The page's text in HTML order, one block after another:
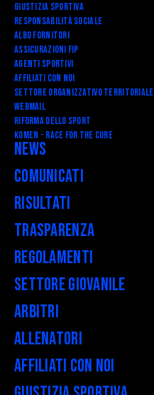
Giustizia Sportiva
Responsabilità Sociale
Albo fornitori
Assicurazioni FIP
Agenti Sportivi
Affiliati con noi
Settore Organizzativo Territoriale
Webmail
RIFORMA DELLO SPORT
Komen - Race for the Cure
News
Comunicati
Risultati
Trasparenza
Regolamenti
Settore Giovanile
Arbitri
Allenatori
Affiliati con noi